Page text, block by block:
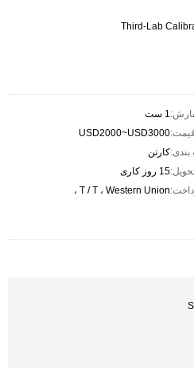
Third-Lab
1 ست
قیمت:USD2000~USD3000
بندی:کارتن
15 روز کاری
T / T ، Western Union ،